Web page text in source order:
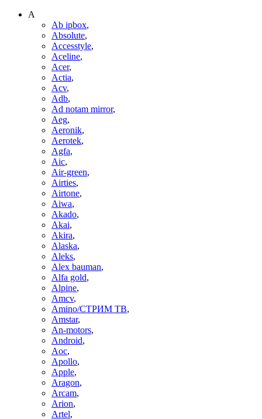
A
Ab ipbox,
Absolute,
Accesstyle,
Aceline,
Acer,
Actia,
Acv,
Adb,
Ad notam mirror,
Aeg,
Aeronik,
Aerotek,
Agfa,
Aic,
Air-green,
Airties,
Airtone,
Aiwa,
Akado,
Akai,
Akira,
Alaska,
Aleks,
Alex bauman,
Alfa gold,
Alpine,
Amcv,
Amino/СТРИМ ТВ,
Amstar,
An-motors,
Android,
Aoc,
Apollo,
Apple,
Aragon,
Arcam,
Arion,
Artel,